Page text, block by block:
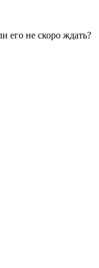
его не скоро ждать?